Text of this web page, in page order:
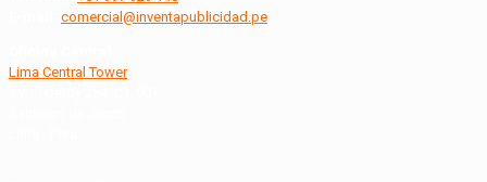
comercial@inventapublicidad.pe
Lima Central Tower